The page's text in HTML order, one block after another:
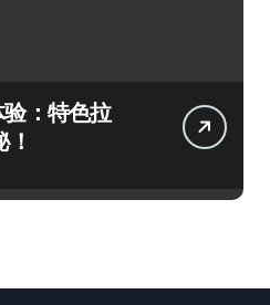
：特色拉